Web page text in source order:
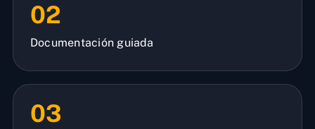
02
Documentación guiada
03